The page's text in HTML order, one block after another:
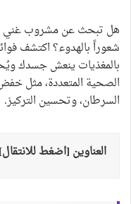
هل تبحث عن مشروب غني
شعوراً بالهدوء؟ اكتشف
بالمغذيات ينعش جسدك
الصحية المتعددة، مثل خفض
السرطان، وتحسين التركيز.
العناوين [اضغط للانتقال]